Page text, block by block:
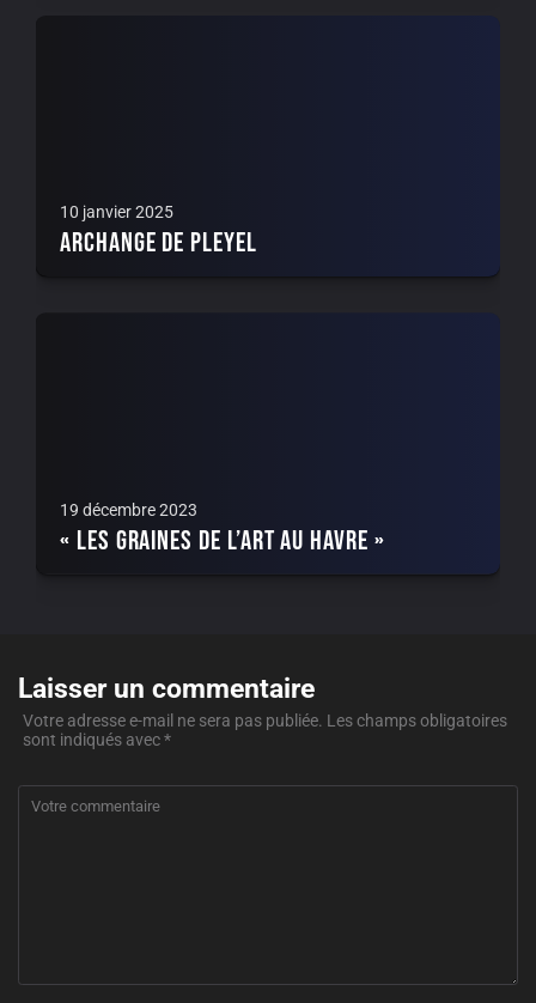
10 janvier 2025
Archange de Pleyel
19 décembre 2023
« Les Graines de l’Art au Havre »
Laisser un commentaire
Votre adresse e-mail ne sera pas publiée. Les champs obligatoires
sont indiqués avec*